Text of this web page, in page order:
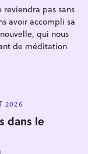
pas sans
avoir accompli sa
qui nous
de méditation
2026
dans le